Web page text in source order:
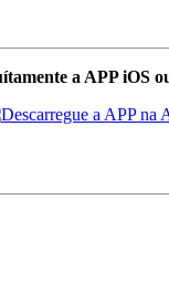
a APP iOS